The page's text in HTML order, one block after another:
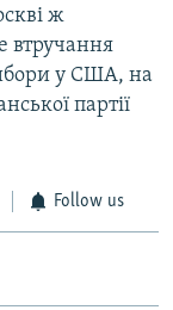
ж
втручання
у США, на
партії
Follow us